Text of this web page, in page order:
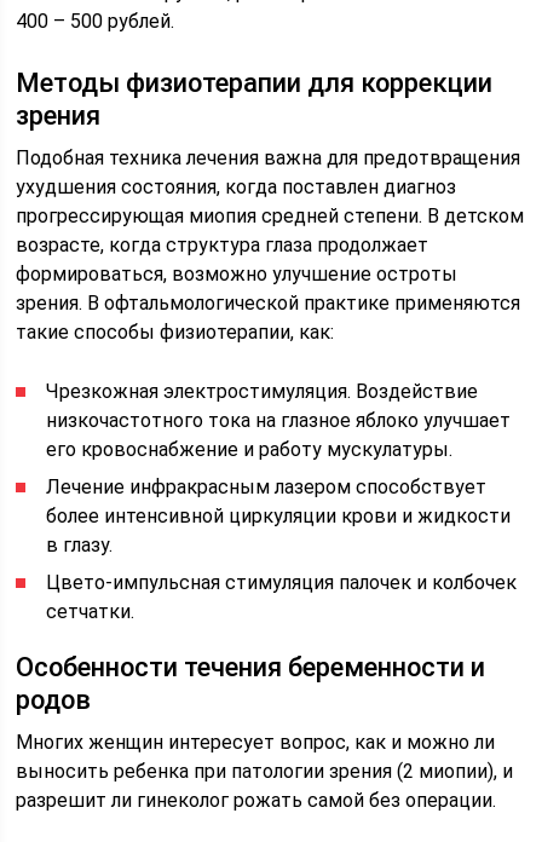
400 – 500 рублей.
Методы физиотерапии для коррекции
зрения
Подобная техника лечения важна для предотвращения
ухудшения состояния, когда поставлен диагноз
прогрессирующая миопия средней степени. В детском
возрасте, когда структура глаза продолжает
формироваться, возможно улучшение остроты
зрения. В офтальмологической практике применяются
такие способы физиотерапии, как:
Чрезкожная электростимуляция. Воздействие
низкочастотного тока на глазное яблоко улучшает
его кровоснабжение и работу мускулатуры.
Лечение инфракрасным лазером способствует
более интенсивной циркуляции крови и жидкости
в глазу.
Цвето-импульсная стимуляция палочек и колбочек
сетчатки.
Особенности течения беременности и
родов
Многих женщин интересует вопрос, как и можно ли
выносить ребенка при патологии зрения (2 миопии), и
разрешит ли гинеколог рожать самой без операции.